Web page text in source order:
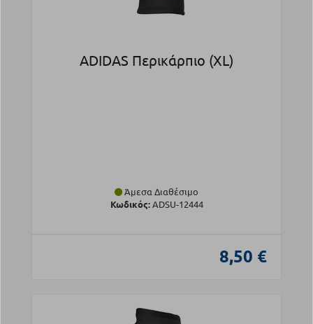
ADIDAS Περικάρπιο (XL)
Άμεσα Διαθέσιμο
Κωδικός:ADSU-12444
8,50 €